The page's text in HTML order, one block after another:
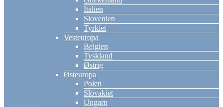
Italien
Slovenien
Tyrkiet
Vesteuropa
Belgien
Tyskland
Østrig
Østeuropa
Polen
Slovakiet
Ungarn